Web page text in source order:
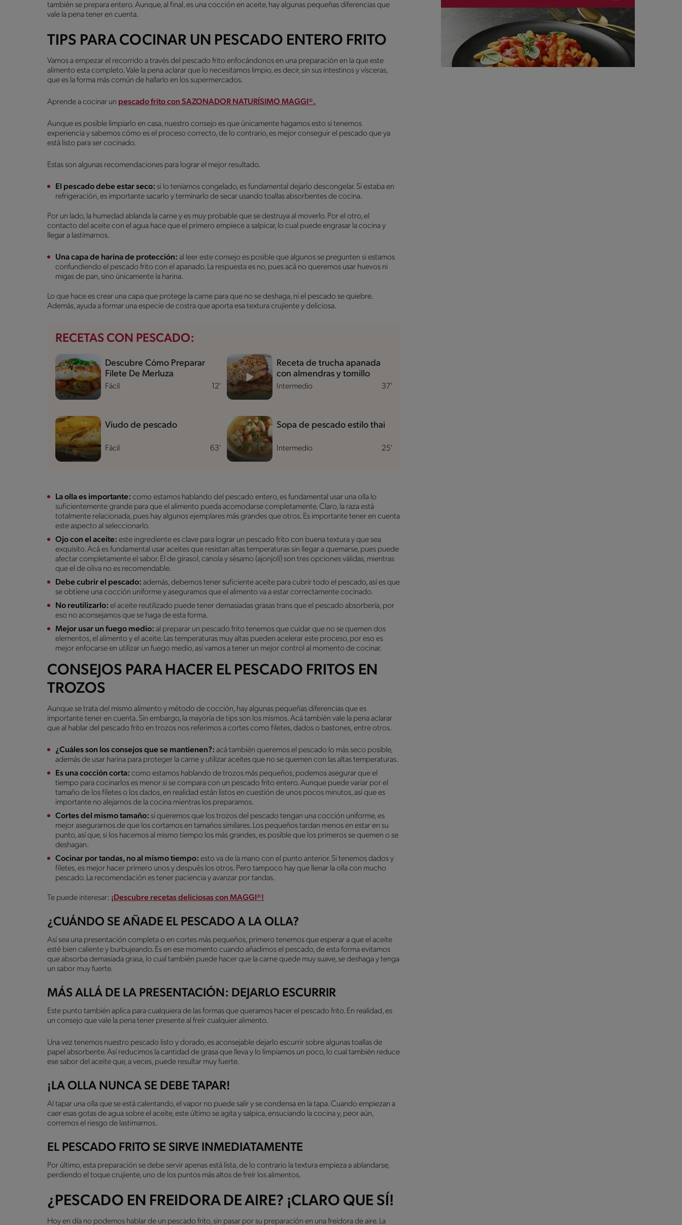
también se prepara entero. Aunque, al final, es una cocción en aceite, hay algunas pequeñas diferencias que
vale la pena tener en cuenta.
TIPS PARA COCINAR UN PESCADO ENTERO FRITO
Vamos a empezar el recorrido a través del pescado frito enfocándonos en una preparación en la que este
alimento esta completo. Vale la pena aclarar que lo necesitamos limpio, es decir, sin sus intestinos y vísceras,
que es la forma más común de hallarlo en los supermercados.
Aprende a cocinar un pescado frito con SAZONADOR NATURÍSIMO MAGGI®.
Aunque es posible limpiarlo en casa, nuestro consejo es que únicamente hagamos esto si tenemos
experiencia y sabemos cómo es el proceso correcto, de lo contrario, es mejor conseguir el pescado que ya
está listo para ser cocinado.
Estas son algunas recomendaciones para lograr el mejor resultado.
El pescado debe estar seco: si lo teníamos congelado, es fundamental dejarlo descongelar. Si estaba en
refrigeración, es importante sacarlo y terminarlo de secar usando toallas absorbentes de cocina.
Por un lado, la humedad ablanda la carne y es muy probable que se destruya al moverlo. Por el otro, el
contacto del aceite con el agua hace que el primero empiece a salpicar, lo cual puede engrasar la cocina y
llegar a lastimarnos.
Una capa de harina de protección: al leer este consejo es posible que algunos se pregunten si estamos
confundiendo el pescado frito con el apanado. La respuesta es no, pues acá no queremos usar huevos ni
migas de pan, sino únicamente la harina.
Lo que hace es crear una capa que protege la carne para que no se deshaga, ni el pescado se quiebre.
Además, ayuda a formar una especie de costra que aporta esa textura crujiente y deliciosa.
RECETAS CON PESCADO:
Fácil 12'
Descubre Cómo Preparar
Filete De Merluza
Intermedio 37'
Receta de trucha apanada
con almendras y tomillo
Fácil 63'
Viudo de pescado
Intermedio 25'
Sopa de pescado estilo thai
La olla es importante: como estamos hablando del pescado entero, es fundamental usar una olla lo
suficientemente grande para que el alimento pueda acomodarse completamente. Claro, la raza está
totalmente relacionada, pues hay algunos ejemplares más grandes que otros. Es importante tener en cuenta
este aspecto al seleccionarlo.
Ojo con el aceite: este ingrediente es clave para lograr un pescado frito con buena textura y que sea
exquisito. Acá es fundamental usar aceites que resistan altas temperaturas sin llegar a quemarse, pues puede
afectar completamente el sabor. El de girasol, canola y sésamo (ajonjolí) son tres opciones válidas, mientras
que el de oliva no es recomendable.
Debe cubrir el pescado: además, debemos tener suficiente aceite para cubrir todo el pescado, así es que
se obtiene una cocción uniforme y aseguramos que el alimento va a estar correctamente cocinado.
No reutilizarlo: el aceite reutilizado puede tener demasiadas grasas trans que el pescado absorbería, por
eso no aconsejamos que se haga de esta forma.
Mejor usar un fuego medio: al preparar un pescado frito tenemos que cuidar que no se quemen dos
elementos, el alimento y el aceite. Las temperaturas muy altas pueden acelerar este proceso, por eso es
mejor enfocarse en utilizar un fuego medio, así vamos a tener un mejor control al momento de cocinar.
CONSEJOS PARA HACER EL PESCADO FRITOS EN
TROZOS
Aunque se trata del mismo alimento y método de cocción, hay algunas pequeñas diferencias que es
importante tener en cuenta. Sin embargo, la mayoría de tips son los mismos. Acá también vale la pena aclarar
que al hablar del pescado frito en trozos nos referimos a cortes como filetes, dados o bastones, entre otros.
¿Cuáles son los consejos que se mantienen?: acá también queremos el pescado lo más seco posible,
además de usar harina para proteger la carne y utilizar aceites que no se quemen con las altas temperaturas.
Es una cocción corta: como estamos hablando de trozos más pequeños, podemos asegurar que el
tiempo para cocinarlos es menor si se compara con un pescado frito entero. Aunque puede variar por el
tamaño de los filetes o los dados, en realidad están listos en cuestión de unos pocos minutos, así que es
importante no alejarnos de la cocina mientras los preparamos.
Cortes del mismo tamaño: si queremos que los trozos del pescado tengan una cocción uniforme, es
mejor asegurarnos de que los cortamos en tamaños similares. Los pequeños tardan menos en estar en su
punto, así que, si los hacemos al mismo tiempo los más grandes, es posible que los primeros se quemen o se
deshagan.
Cocinar por tandas, no al mismo tiempo: esto va de la mano con el punto anterior. Si tenemos dados y
filetes, es mejor hacer primero unos y después los otros. Pero tampoco hay que llenar la olla con mucho
pescado. La recomendación es tener paciencia y avanzar por tandas.
Te puede interesar: ¡Descubre recetas deliciosas con MAGGI®!
¿CUÁNDO SE AÑADE EL PESCADO A LA OLLA?
Así sea una presentación completa o en cortes más pequeños, primero tenemos que esperar a que el aceite
esté bien caliente y burbujeando. Es en ese momento cuando añadimos el pescado, de esta forma evitamos
que absorba demasiada grasa, lo cual también puede hacer que la carne quede muy suave, se deshaga y tenga
un sabor muy fuerte.
MÁS ALLÁ DE LA PRESENTACIÓN: DEJARLO ESCURRIR
Este punto también aplica para cualquiera de las formas que queramos hacer el pescado frito. En realidad, es
un consejo que vale la pena tener presente al freír cualquier alimento.
Una vez tenemos nuestro pescado listo y dorado, es aconsejable dejarlo escurrir sobre algunas toallas de
papel absorbente. Así reducimos la cantidad de grasa que lleva y lo limpiamos un poco, lo cual también reduce
ese sabor del aceite que, a veces, puede resultar muy fuerte.
¡LA OLLA NUNCA SE DEBE TAPAR!
Al tapar una olla que se está calentando, el vapor no puede salir y se condensa en la tapa. Cuando empiezan a
caer esas gotas de agua sobre el aceite, este último se agita y salpica, ensuciando la cocina y, peor aún,
corremos el riesgo de lastimarnos.
EL PESCADO FRITO SE SIRVE INMEDIATAMENTE
Por último, esta preparación se debe servir apenas está lista, de lo contrario la textura empieza a ablandarse,
perdiendo el toque crujiente, uno de los puntos más altos de freír los alimentos.
¿PESCADO EN FREIDORA DE AIRE? ¡CLARO QUE SÍ!
Hoy en día no podemos hablar de un pescado frito, sin pasar por su preparación en una freidora de aire. La